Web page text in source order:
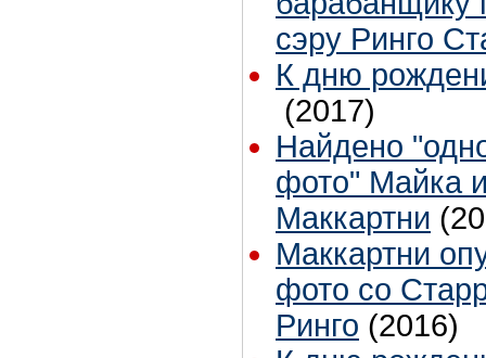
сэру Ринго
К дню
(2017)
Найдено
фото" Майка
Маккартни
Маккартни
фото со
Ринго (2016)